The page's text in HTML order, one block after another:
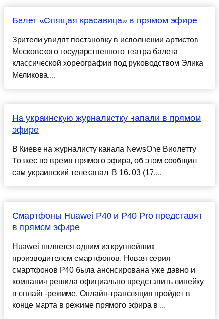
Балет «Спящая красавица» в прямом эфире
Зрители увидят постановку в исполнении артистов
Московского государственного театра балета
классической хореографии под руководством Элика
Меликова....
На украинскую журналистку напали в прямом
эфире
В Киеве на журналисту канала NewsOne Виолетту
Товкес во время прямого эфира, об этом сообщил
сам украинский телеканал. В 16. 03 (17....
Смартфоны Huawei P40 и P40 Pro представят
в прямом эфире
Huawei является одним из крупнейших
производителем смартфонов. Новая серия
смартфонов P40 была анонсирована уже давно и
компания решила официально представить линейку
в онлайн-режиме. Онлайн-трансляция пройдет в
конце марта в режиме прямого эфира в ...